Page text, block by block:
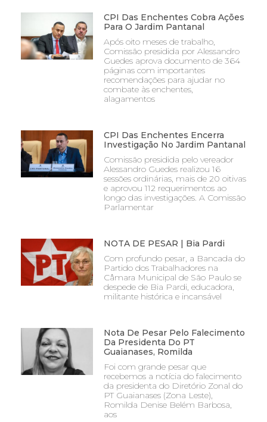
CPI Das Enchentes Cobra Ações
Para O Jardim Pantanal
Após oito meses de trabalho,
Comissão presidida por Alessandro
Guedes aprova documento de 364
páginas com importantes
recomendações para ajudar no
combate às enchentes,
alagamentos
CPI Das Enchentes Encerra
Investigação No Jardim Pantanal
Comissão presidida pelo vereador
Alessandro Guedes realizou 16
sessões ordinárias, mais de 20 oitivas
e aprovou 112 requerimentos ao
longo das investigações. A Comissão
Parlamentar
NOTA DE PESAR | Bia Pardi
Com profundo pesar, a Bancada do
Partido dos Trabalhadores na
Câmara Municipal de São Paulo se
despede de Bia Pardi, educadora,
militante histórica e incansável
Nota De Pesar Pelo Falecimento
Da Presidenta Do PT
Guaianases, Romilda
Foi com grande pesar que
recebemos a notícia do falecimento
da presidenta do Diretório Zonal do
PT Guaianases (Zona Leste),
Romilda Denise Belém Barbosa,
aos